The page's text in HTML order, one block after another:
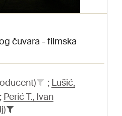
čuvara - filmska
; Lušić,
; Perić T., Ivan